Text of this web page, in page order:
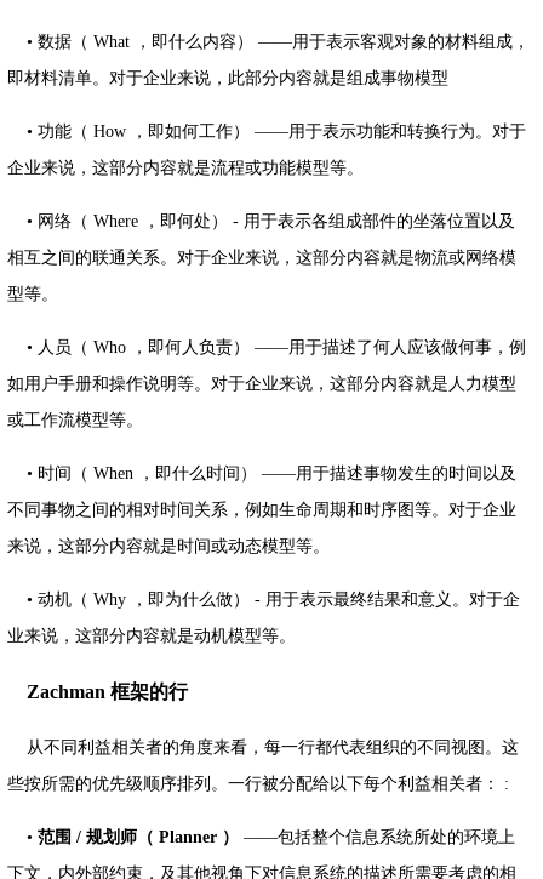
• 数据（ What ，即什么内容） ——用于表示客观对象的材料组成，
即材料清单。对于企业来说，此部分内容就是组成事物模型
• 功能（ How ，即如何工作） ——用于表示功能和转换行为。对于
企业来说，这部分内容就是流程或功能模型等。
• 网络（ Where ，即何处） - 用于表示各组成部件的坐落位置以及
相互之间的联通关系。对于企业来说，这部分内容就是物流或网络模
型等。
• 人员（ Who ，即何人负责） ——用于描述了何人应该做何事，例
如用户手册和操作说明等。对于企业来说，这部分内容就是人力模型
或工作流模型等。
• 时间（ When ，即什么时间） ——用于描述事物发生的时间以及
不同事物之间的相对时间关系，例如生命周期和时序图等。对于企业
来说，这部分内容就是时间或动态模型等。
• 动机（ Why ，即为什么做） - 用于表示最终结果和意义。对于企
业来说，这部分内容就是动机模型等。
Zachman 框架的行
从不同利益相关者的角度来看，每一行都代表组织的不同视图。这
些按所需的优先级顺序排列。一行被分配给以下每个利益相关者： :
• 范围 / 规划师（ Planner ） ——包括整个信息系统所处的环境上
下文，内外部约束，及其他视角下对信息系统的描述所需要考虑的相